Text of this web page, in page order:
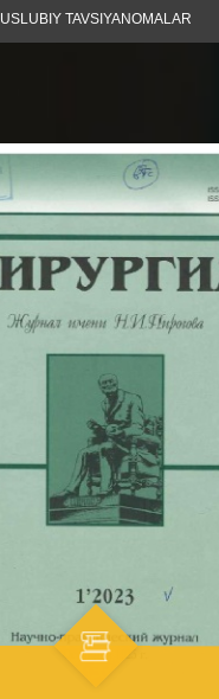
USLUBIY TAVSIYANOMALAR